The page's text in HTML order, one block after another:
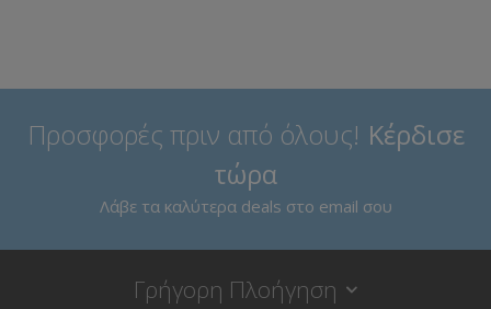
Προσφορές πριν από όλους! Κέρδισε
τώρα
Λάβε τα καλύτερα deals στο email σου
Γρήγορη Πλοήγηση